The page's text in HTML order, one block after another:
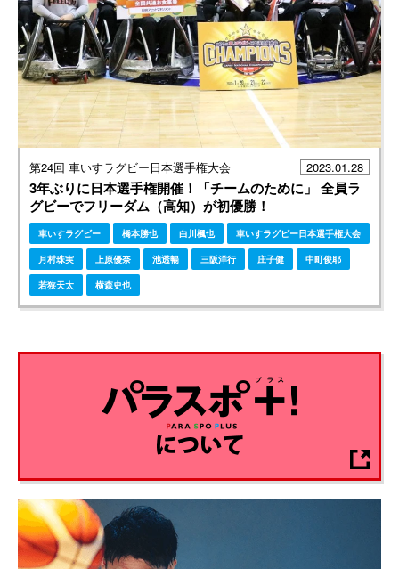
第24回 車いすラグビー日本選手権大会 2023.01.28
3年ぶりに日本選手権開催！「チームのために」 全員ラ
グビーでフリーダム（高知）が初優勝！
車いすラグビー 橋本勝也 白川楓也 車いすラグビー日本選手権大会
月村珠実 上原優奈 池透暢 三阪洋行 庄子健 中町俊耶
若狭天太 横森史也